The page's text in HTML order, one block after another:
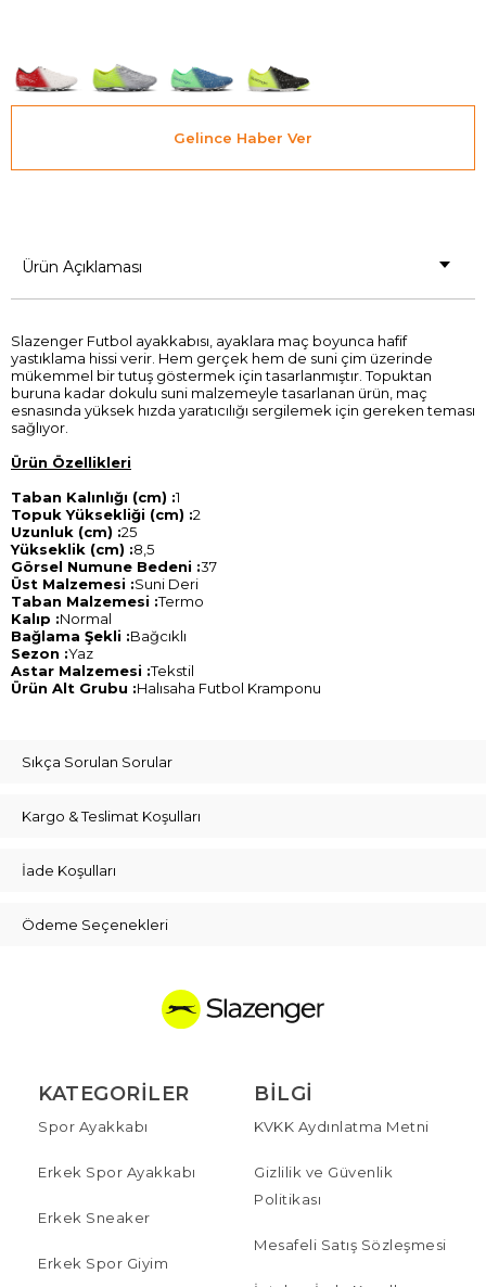
Gelince Haber Ver
Ürün Açıklaması
Slazenger Futbol ayakkabısı, ayaklara maç boyunca hafif
yastıklama hissi verir. Hem gerçek hem de suni çim üzerinde
mükemmel bir tutuş göstermek için tasarlanmıştır. Topuktan
buruna kadar dokulu suni malzemeyle tasarlanan ürün, maç
esnasında yüksek hızda yaratıcılığı sergilemek için gereken teması
sağlıyor.
Ürün Özellikleri
Taban Kalınlığı (cm) :1
Topuk Yüksekliği (cm) :2
Uzunluk (cm) :25
Yükseklik (cm) :8,5
Görsel Numune Bedeni :37
Üst Malzemesi :Suni Deri
Taban Malzemesi :Termo
Kalıp :Normal
Bağlama Şekli :Bağcıklı
Sezon :Yaz
Astar Malzemesi :Tekstil
Ürün Alt Grubu :Halısaha Futbol Kramponu
Sıkça Sorulan Sorular
Kargo & Teslimat Koşulları
İade Koşulları
Ödeme Seçenekleri
KATEGORILER
Spor Ayakkabı
Erkek Spor Ayakkabı
Erkek Sneaker
Erkek Spor Giyim
BILGI
KVKK Aydınlatma Metni
Gizlilik ve Güvenlik
Politikası
Mesafeli Satış Sözleşmesi